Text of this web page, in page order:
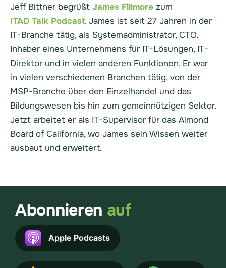
Jeff Bittner begrüßt James Fillmore zum
ITAD Talk Podcast. James ist seit 27 Jahren in der
IT-Branche tätig, als Systemadministrator, CTO,
Inhaber eines Unternehmens für IT-Lösungen, IT-
Direktor und in vielen anderen Funktionen. Er war
in vielen verschiedenen Branchen tätig, von der
MSP-Branche über den Einzelhandel und das
Bildungswesen bis hin zum gemeinnützigen Sektor.
Jetzt arbeitet er als IT-Supervisor für das Almond
Board of California, wo James sein Wissen weiter
ausbaut und erweitert.
Abonnieren auf
Apple Podcasts